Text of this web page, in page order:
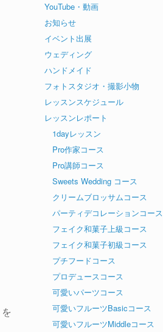
YouTube・動画
お知らせ
イベント出展
ウェディング
ハンドメイド
フォトスタジオ・撮影小物
レッスンスケジュール
レッスンレポート
1dayレッスン
Pro作家コース
Pro講師コース
Sweets Wedding コース
クリームブロッサムコース
パーティデコレーションコース
フェイク和菓子上級コース
フェイク和菓子初級コース
プチフードコース
プロデュースコース
可愛いパーツコース
可愛いフルーツBasicコース
可愛いフルーツMiddleコース